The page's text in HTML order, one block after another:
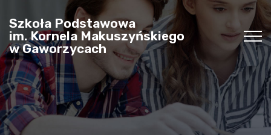
Szkoła Podstawowa
im. Kornela Makuszyńskiego
w Gaworzycach